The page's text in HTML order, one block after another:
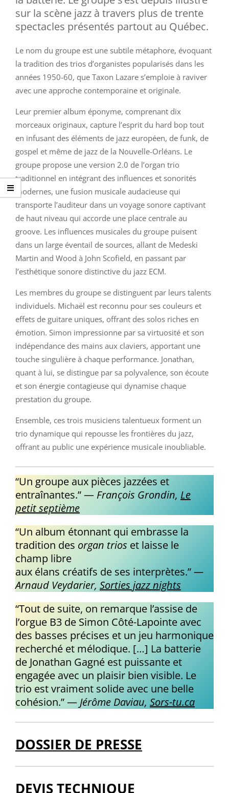
sur la scène jazz à travers plus de trente
spectacles présentés partout au Québec.
Le nom du groupe est une subtile métaphore, évoquant
la tradition des trios d’organistes popularisés dans les
années 1950-60, que Taxon Lazare s’emploie à raviver
avec une approche contemporaine et originale.
Leur premier album éponyme, comprenant dix
morceaux originaux, capture l’esprit du hard bop tout
en infusant des éléments de jazz européen, de funk, de
gospel et même de jazz de la Nouvelle-Orléans. Le
groupe propose une version 2.0 de l’organ trio
traditionnel en intégrant des influences et sonorités
modernes, une fusion musicale audacieuse qui
transporte l’auditeur dans un voyage sonore captivant
de haut niveau qui accorde une place centrale au
groove. Les influences musicales du groupe puisent
dans un large éventail de sources, allant de Medeski
Martin and Wood à John Scofield, en passant par
l’esthétique sonore distinctive du jazz ECM.
Les membres du groupe se distinguent par leurs talents
individuels. Michaël est reconnu pour ses couleurs et
effets de guitare uniques, offrant des solos riches en
émotion. Simon impressionne par sa virtuosité et son
indépendance des mains aux claviers, apportant une
touche singulière à chaque performance. Jonathan,
quant à lui, se distingue par sa polyvalence, son écoute
et son énergie contagieuse qui dynamise chaque
prestation du groupe.
Ensemble, ces trois musiciens talentueux forment un
trio dynamique qui repousse les frontières du jazz,
offrant au public une expérience musicale inoubliable.
“Un groupe aux pièces jazzées et
entraînantes.” — François Grondin, Le
petit septième
“Un album étonnant qui embrasse la
tradition des organ trios et laisse le
champ libre
aux élans créatifs de ses interprètes.”—
Arnaud Veydarier, Sorties jazz nights
“Tout de suite, on remarque l’assise de
l’orgue B3 de Simon Côté-Lapointe avec
des basses précises et un jeu harmonique
recherché et mélodique. […] La batterie
de Jonathan Gagné est puissante et
engagée avec un plaisir bien visible. Le
trio est vraiment solide avec une belle
cohésion.” — Jérôme Daviau, Sors-tu.ca
DOSSIER DE PRESSE
DEVIS TECHNIQUE